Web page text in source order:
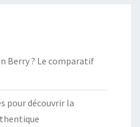
T
T
Q
U
Berry ? Le comparatif
pour découvrir la